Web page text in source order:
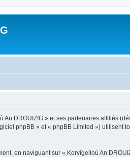
DROUIZIG » et ses partenaires affiliés
phpBB » et « phpBB Limited ») utilisent
en naviguant sur « Korvigelloù An